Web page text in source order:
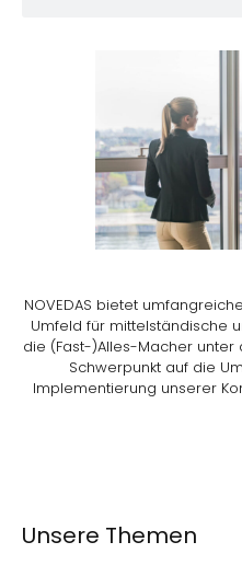
NOVEDAS bietet
Umfeld für mittelständische
die (Fast-)Alles-Macher
Schwerpunkt auf die
Implementierung unserer
Unsere Themen